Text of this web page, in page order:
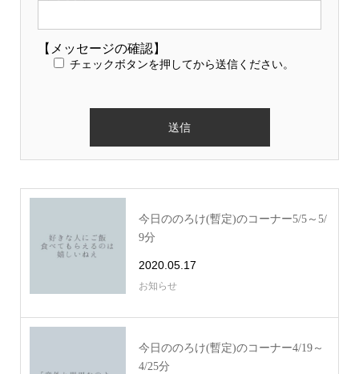
【メッセージの確認】
チェックボタンを押してから送信ください。
今日ののろけ(暫定)のコーナー5/5～5/
9分
2020.05.17
お知らせ
今日ののろけ(暫定)のコーナー4/19～
4/25分